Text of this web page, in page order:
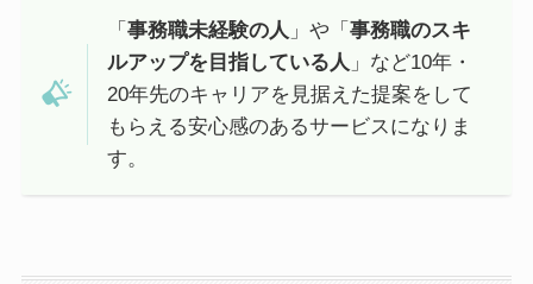
「事務職未経験の人 」や「事務職のスキ
ルアップを目指している人 」など10年・
20年先のキャリアを見据えた提案をして
もらえる安心感のあるサービスになりま
す。